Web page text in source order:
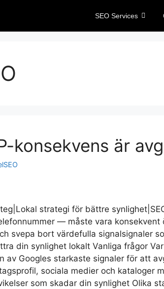
SEO Services
konsekvens är
strategi för bättre
— måste vara
svepa bort värdefulla signalsignaler
din synlighet lokalt Vanliga frågor
av Googles starkaste signaler för att
sociala medier och kataloger
som skadar din synlighet Olika